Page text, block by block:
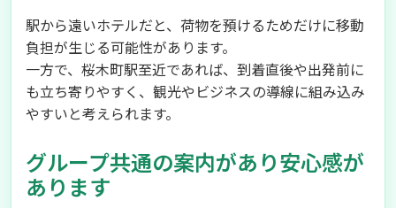
駅から遠いホテルだと、荷物を預けるためだけに移動
負担が生じる可能性があります。
一方で、桜木町駅至近であれば、到着直後や出発前に
も立ち寄りやすく、観光やビジネスの導線に組み込み
やすいと考えられます。
グループ共通の案内があり安心感が
あります